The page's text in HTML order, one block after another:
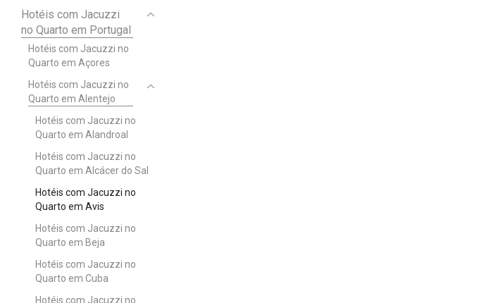
Hotéis com Jacuzzi
no Quarto em Portugal
Hotéis com Jacuzzi no
Quarto em Açores
Hotéis com Jacuzzi no
Quarto em Alentejo
Hotéis com Jacuzzi no
Quarto em Alandroal
Hotéis com Jacuzzi no
Quarto em Alcácer do Sal
Hotéis com Jacuzzi no
Quarto em Avis
Hotéis com Jacuzzi no
Quarto em Beja
Hotéis com Jacuzzi no
Quarto em Cuba
Hotéis com Jacuzzi no